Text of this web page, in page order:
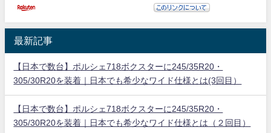
最新記事
【日本で数台】ポルシェ718ボクスターに245/35R20・
305/30R20を装着｜日本でも希少なワイド仕様とは(3回目）
【日本で数台】ポルシェ718ボクスターに245/35R20・
305/30R20を装着｜日本でも希少なワイド仕様とは（２回目）